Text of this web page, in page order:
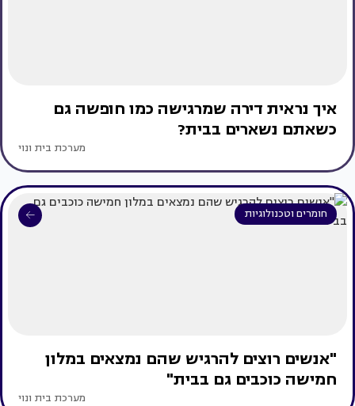
איך נראית דירה שמרגישה כמו חופשה גם
כשאתם נשארים בבית?
מערכת בית ונוי
חומרים וטכנולוגיות
"אנשים רוצים להרגיש שהם נמצאים במלון
חמישה כוכבים גם בבית"
מערכת בית ונוי